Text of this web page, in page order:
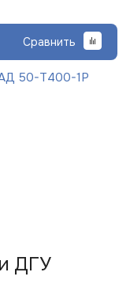
Сравнить
50-Т400-1Р
ДГУ